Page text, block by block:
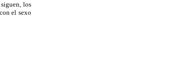
los
el sexo